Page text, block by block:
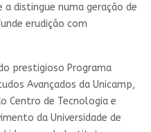
distingue numa geração de
erudição com
prestigioso Programa
Avançados da Unicamp,
Centro de Tecnologia e
da Universidade de